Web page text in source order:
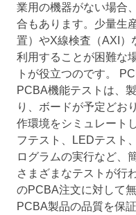
業用の機器がない場合
合もあります。少量生
置）やX線検査（AXI）
利用することが困難な
トが役立つのです。
PCBA機能テストは、
り、ボードが予定どお
作環境をシミュレート
フテスト、LEDテスト
ログラムの実行など、
さまざまなテストが行
のPCBA注文に対して
PCBA製品の品質を保